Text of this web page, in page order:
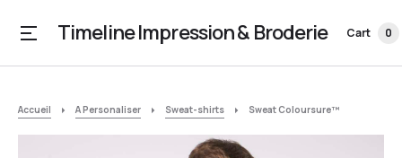
Timeline Impression & Broderie Cart 0
Accueil A Personaliser Sweat-shirts Sweat Coloursure™